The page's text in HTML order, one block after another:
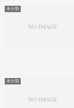
未分類
未分類